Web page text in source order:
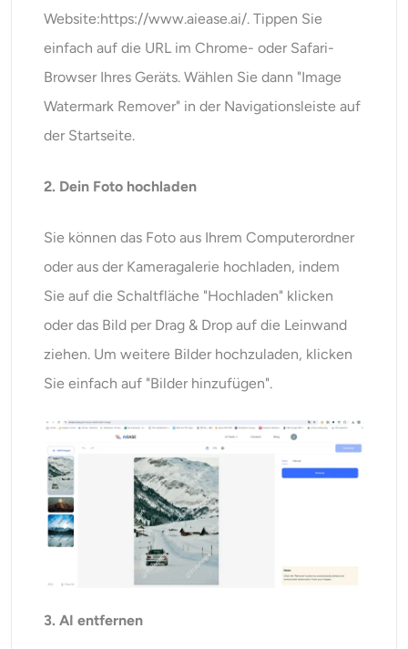
Website:https://www.aiease.ai/. Tippen Sie
einfach auf die URL im Chrome- oder Safari-
Browser Ihres Geräts. Wählen Sie dann "Image
Watermark Remover" in der Navigationsleiste auf
der Startseite.
2. Dein Foto hochladen
Sie können das Foto aus Ihrem Computerordner
oder aus der Kameragalerie hochladen, indem
Sie auf die Schaltfläche "Hochladen" klicken
oder das Bild per Drag & Drop auf die Leinwand
ziehen. Um weitere Bilder hochzuladen, klicken
Sie einfach auf "Bilder hinzufügen".
3. AI entfernen